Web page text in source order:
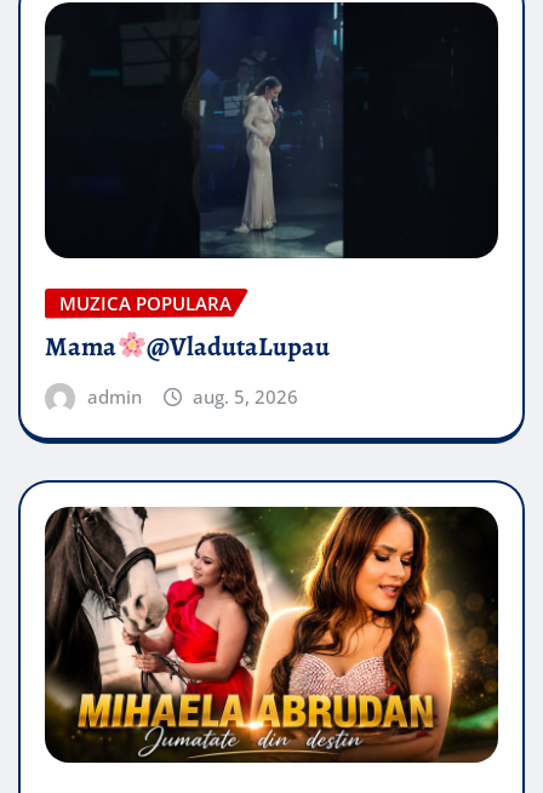
MUZICA POPULARA
Mama @VladutaLupau
admin aug. 5, 2026